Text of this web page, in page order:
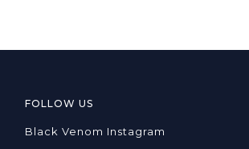
FOLLOW US
Black Venom Instagram